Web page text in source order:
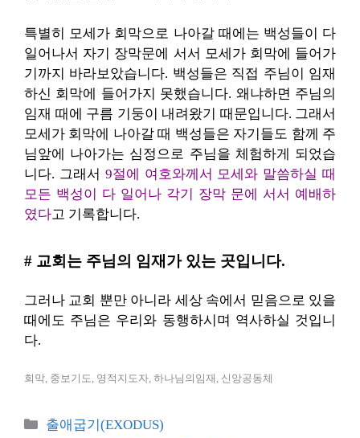
특별히 모세가 회막으로 나아갈 때에는 백성들이 다
일어나서 자기 장막문에 서서 모세가 회막에 들어가
기까지 바라보았습니다. 백성들은 직접 주님이 임재
하신 회막에 들어가지 못했습니다. 왜냐하면 주님의
임재 때에 구름 기둥이 내려왔기 때문입니다. 그래서
모세가 회막에 나아갈 때 백성들은 자기들도 함께 주
님앞에 나아가는 심정으로 주님을 체험하게 되었습
니다. 그래서 9절에 여호와께서 모세와 말씀하실 때
모든 백성이 다 일어나 각기 장막 문에 서서 예배하
였다고 기록합니다.
# 교회는 주님의 임재가 있는 곳입니다.
그러나 교회 뿐만 아니라 세상 속에서 믿음으로 있을
때에도 주님은 우리와 동행하시며 역사하실 것입니
다.
회막, 중보기도, 영적지도자, 하나님의임재, 신앙공동체
카
출애굽기(EXODUS)